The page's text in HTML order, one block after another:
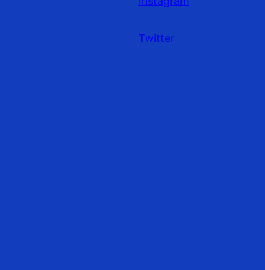
Twitter